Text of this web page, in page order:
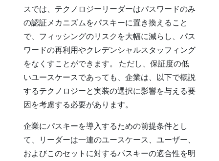
スでは、テクノロジーリーダーはパスワードのみ
の認証メカニズムをパスキーに置き換えること
で、フィッシングのリスクを大幅に減らし、パス
ワードの再利用やクレデンシャルスタッフィング
をなくすことができます。 ただし、保証度の低
いユースケースであっても、企業は、以下で概説
するテクノロジーと実装の選択に影響を与える要
因を考慮する必要があります。
企業にパスキーを導入するための前提条件とし
て、リーダーは一連のユースケース、ユーザー、
およびこのセットに対するパスキーの適合性を明